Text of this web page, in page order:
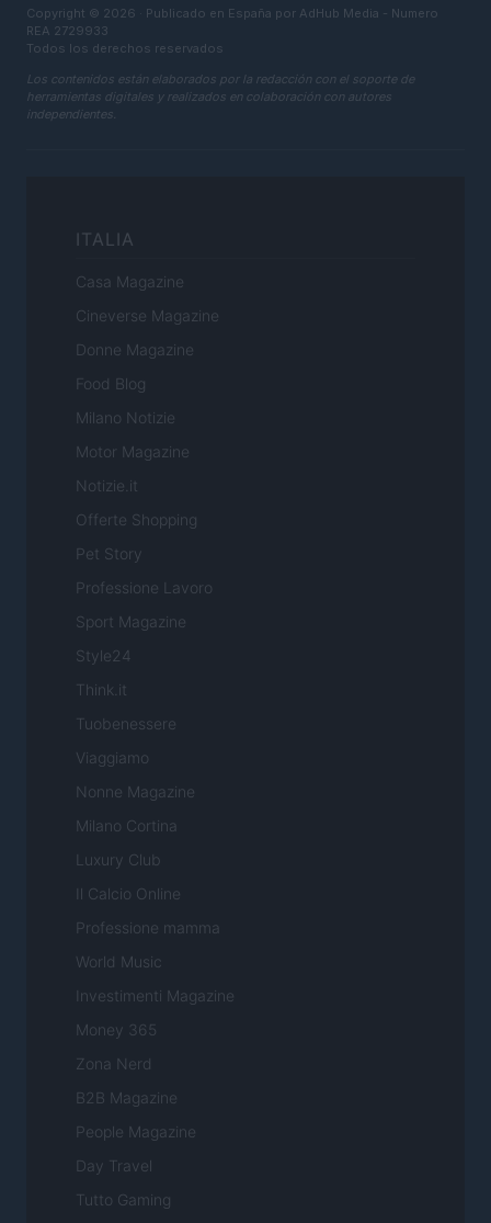
Copyright © 2026 · Publicado en España por AdHub Media - Numero
REA 2729933
Todos los derechos reservados
Los contenidos están elaborados por la redacción con el soporte de
herramientas digitales y realizados en colaboración con autores
independientes.
ITALIA
Casa Magazine
Cineverse Magazine
Donne Magazine
Food Blog
Milano Notizie
Motor Magazine
Notizie.it
Offerte Shopping
Pet Story
Professione Lavoro
Sport Magazine
Style24
Think.it
Tuobenessere
Viaggiamo
Nonne Magazine
Milano Cortina
Luxury Club
Il Calcio Online
Professione mamma
World Music
Investimenti Magazine
Money 365
Zona Nerd
B2B Magazine
People Magazine
Day Travel
Tutto Gaming